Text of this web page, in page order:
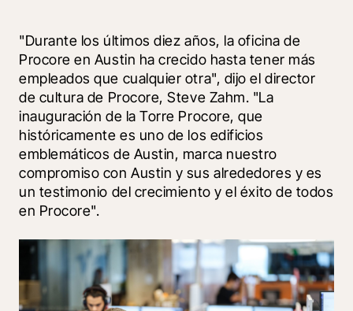
"Durante los últimos diez años, la oficina de
Procore en Austin ha crecido hasta tener más
empleados que cualquier otra", dijo el director
de cultura de Procore, Steve Zahm. "La
inauguración de la Torre Procore, que
históricamente es uno de los edificios
emblemáticos de Austin, marca nuestro
compromiso con Austin y sus alrededores y es
un testimonio del crecimiento y el éxito de todos
en Procore".